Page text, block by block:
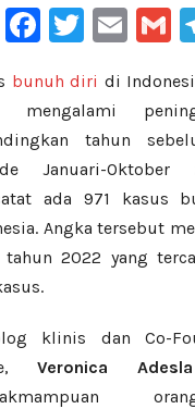
WhatsApp
Facebook
Twitter
bunuh diri di
mengalami
tahun
Januari-
ada 971 kasus
Angka tersebut
tahun 2022 yang
klinis dan Co-
Veronica Adesla